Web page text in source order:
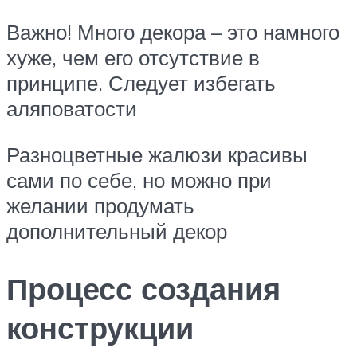
Важно! Много декора – это намного
хуже, чем его отсутствие в
принципе. Следует избегать
аляповатости
Разноцветные жалюзи красивы
сами по себе, но можно при
желании продумать
дополнительный декор
Процесс создания
конструкции